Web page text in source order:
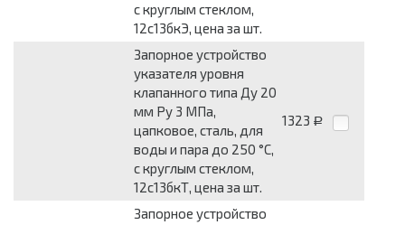
с круглым стеклом,
12с13бкЭ, цена за шт.
Запорное устройство
указателя уровня
клапанного типа Ду 20
мм Pу 3 МПа,
цапковое, сталь, для
воды и пара до 250 °С,
с круглым стеклом,
12с13бкТ, цена за шт.
1323 Р
Запорное устройство